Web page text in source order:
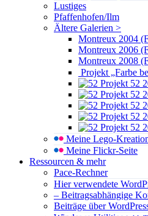
Lustiges
Pfaffenhofen/Ilm
Ältere Galerien >
Montreux 2004
Montreux 2006
Montreux 2008
Projekt „Farbe
Projekt 52
Projekt 52
Projekt 52
Projekt 52
Projekt 52
Meine Lego-
Meine Flickr-Seite
Ressourcen & mehr
Pace-Rechner
Hier verwendete
– Beitragsabhängige
Beiträge über